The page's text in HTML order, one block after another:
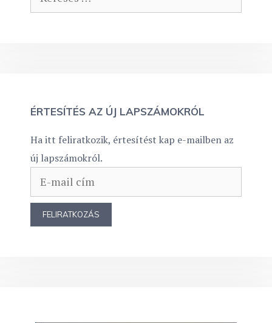
ÉRTESÍTÉS AZ ÚJ LAPSZÁMOKRÓL
Ha itt feliratkozik, értesítést kap e-mailben az
új lapszámokról.